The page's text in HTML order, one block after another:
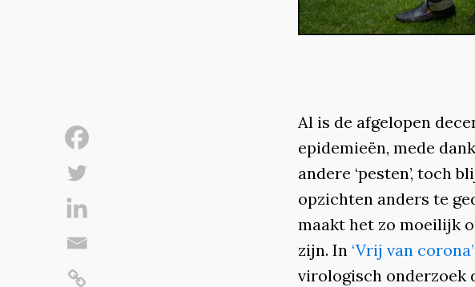
Al is de afgelopen
epidemieën, mede
andere ‘pesten’, toch
opzichten anders te
maakt het zo moeilijk
zijn. In ‘Vrij van corona’
virologisch onderzoek